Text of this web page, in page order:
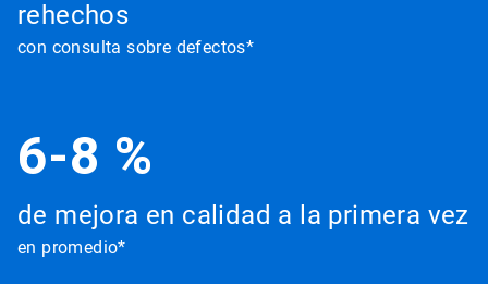
rehechos
con consulta sobre defectos*
6-8 %
de mejora en calidad a la primera vez
en promedio*